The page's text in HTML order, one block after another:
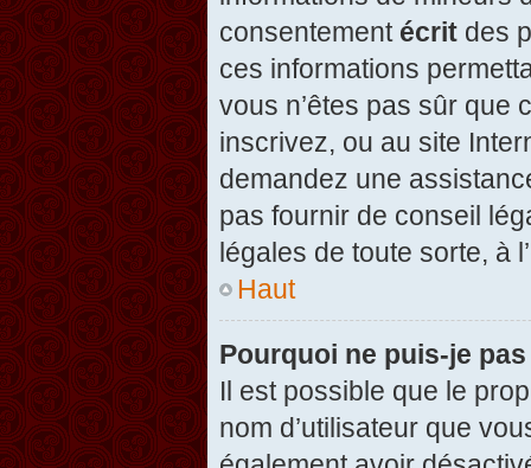
consentement écrit des
ces informations
vous n’êtes pas sûr que
inscrivez, ou au site
demandez une
pas fournir de conseil
légales de toute sorte, à
Haut
Pourquoi ne puis-je
Il est possible que le
nom d’utilisateur que